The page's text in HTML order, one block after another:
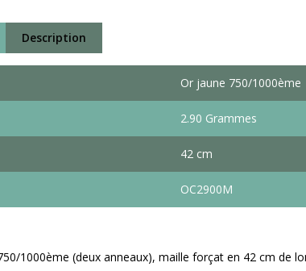
Description
Or jaune 750/1000ème
2.90 Grammes
42 cm
OC2900M
1000ème (deux anneaux), maille forçat en 42 cm de